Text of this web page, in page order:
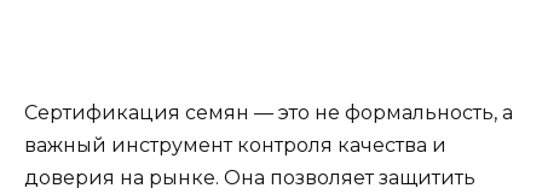
Сертификация семян — это не формальность, а
важный инструмент контроля качества и
доверия на рынке. Она позволяет защитить